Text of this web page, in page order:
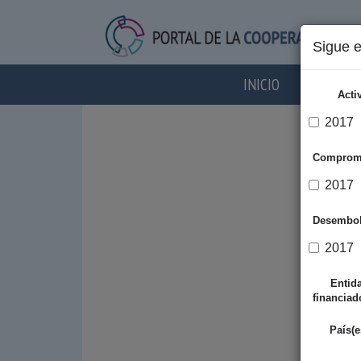
INICIO
Sigue
2017
2017
2017